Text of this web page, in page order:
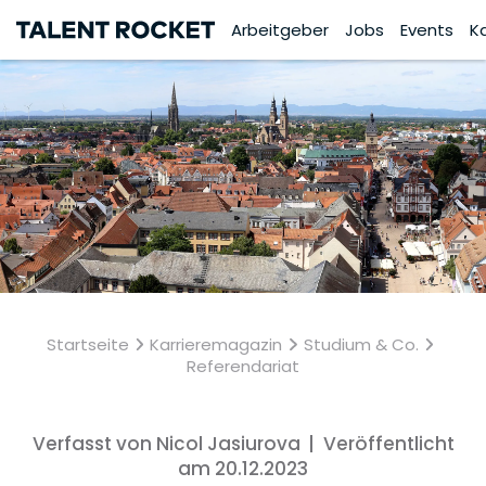
Arbeitgeber Jobs Events
Startseite Karrieremagazin
Studium & Co.
Referendariat
Verfasst von Nicol Jasiurova | Veröffentlicht
am 20.12.2023